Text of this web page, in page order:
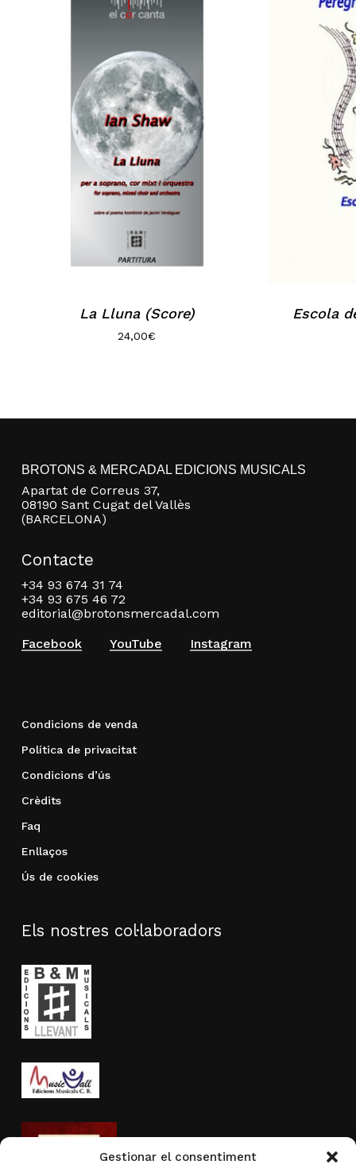
Gestionar el consentiment
La Lluna (Score)
24,00€
Escola
BROTONS & MERCADAL EDICIONS MUSICALS
Apartat de Correus 37,
08190 Sant Cugat del Vallès
(BARCELONA)
Contacte
+34 93 674 31 74
+34 93 675 46 72
editorial@brotonsmercadal.com
Facebook
YouTube Instagram
Condicions de venda
Política de privacitat
Condicions d’ús
Crèdits
Faq
Enllaços
Ús de cookies
Els nostres col·laboradors